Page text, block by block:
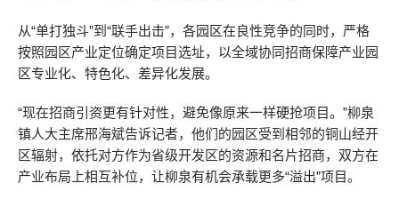
从“单打独斗”到“联手出击”，各园区在良性竞争的同时，严格
按照园区产业定位确定项目选址，以全域协同招商保障产业园
区专业化、特色化、差异化发展。
“现在招商引资更有针对性，避免像原来一样硬抢项目。”柳泉
镇人大主席邢海斌告诉记者，他们的园区受到相邻的铜山经开
区辐射，依托对方作为省级开发区的资源和名片招商，双方在
产业布局上相互补位，让柳泉有机会承载更多“溢出”项目。